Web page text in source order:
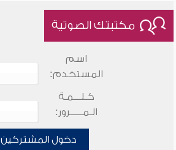
مكتبتك الصوتية
اسم
المستخدم:
كـلـــمـة
الـمـــــرور:
دخول المشتركين